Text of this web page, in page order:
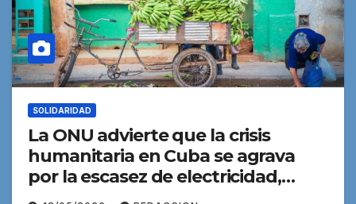
SOLIDARIDAD
La ONU advierte que la crisis
humanitaria en Cuba se agrava
por la escasez de electricidad,
combustible y medicamentos